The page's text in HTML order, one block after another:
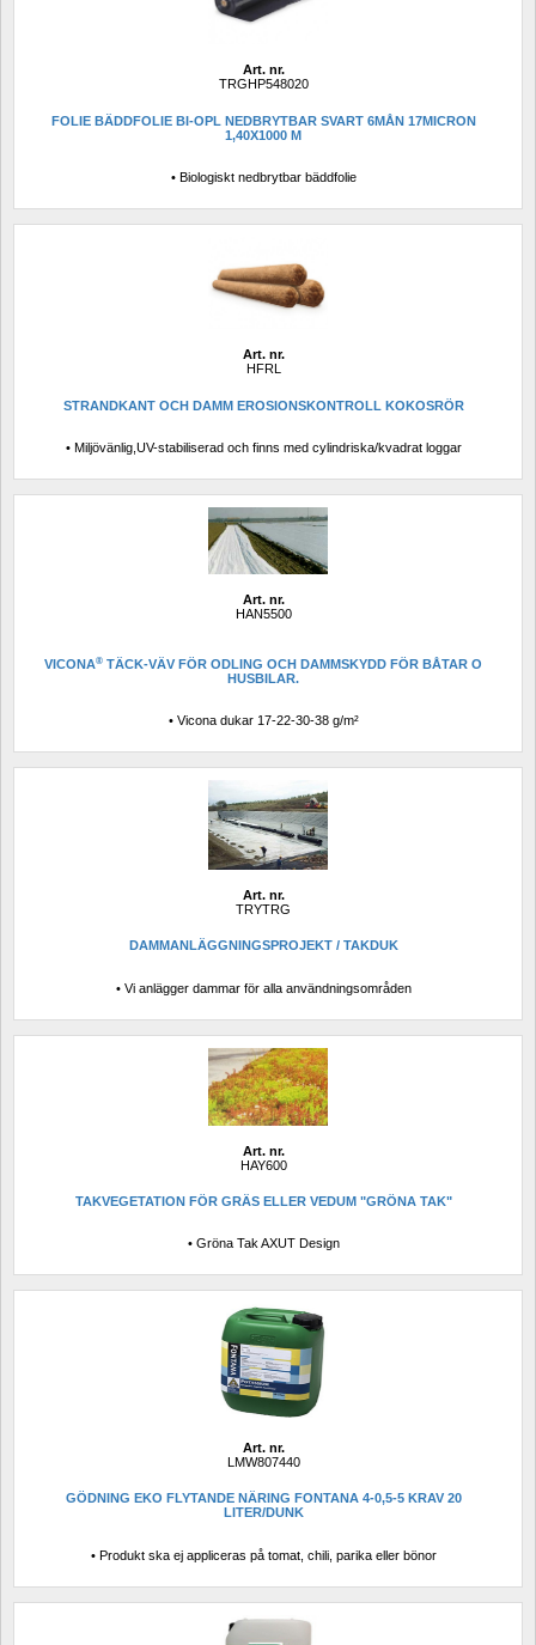
Art. nr.
TRGHP548020
FOLIE BÄDDFOLIE BI-OPL NEDBRYTBAR SVART 6MÅN 17MICRON
1,40X1000 M
• Biologiskt nedbrytbar bäddfolie
Art. nr.
HFRL
STRANDKANT OCH DAMM EROSIONSKONTROLL KOKOSRÖR
• Miljövänlig,UV-stabiliserad och finns med cylindriska/kvadrat loggar
Art. nr.
HAN5500
VICONA® TÄCK-VÄV FÖR ODLING OCH DAMMSKYDD FÖR BÅTAR O
HUSBILAR.
• Vicona dukar 17-22-30-38 g/m²
Art. nr.
TRYTRG
DAMMANLÄGGNINGSPROJEKT / TAKDUK
• Vi anlägger dammar för alla användningsområden
Art. nr.
HAY600
TAKVEGETATION FÖR GRÄS ELLER VEDUM "GRÖNA TAK"
• Gröna Tak AXUT Design
Art. nr.
LMW807440
GÖDNING EKO FLYTANDE NÄRING FONTANA 4-0,5-5 KRAV 20
LITER/DUNK
• Produkt ska ej appliceras på tomat, chili, parika eller bönor